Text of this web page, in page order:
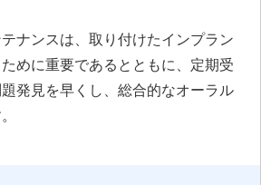
ナンスは、取り付けたインプラン
めに重要であるとともに、定期受
発見を早くし、総合的なオーラル